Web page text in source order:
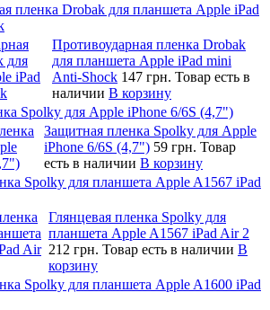
пленка Drobak для планшета Apple iPad
Противоударная пленка Drobak
для планшета Apple iPad mini
Anti-Shock 147 грн. Товар есть в
наличии В корзину
Spolky для Apple iPhone 6/6S (4,7")
Защитная пленка Spolky для Apple
iPhone 6/6S (4,7") 59 грн. Товар
есть в наличии В корзину
Spolky для планшета Apple A1567 iPad
Глянцевая пленка Spolky для
планшета Apple A1567 iPad Air 2
212 грн. Товар есть в наличии В
корзину
Spolky для планшета Apple A1600 iPad